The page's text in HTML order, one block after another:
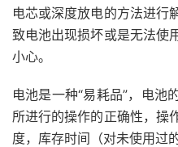
电芯或深度放电的方法进行
致电池出现损坏或是无法使
小心。
电池是一种“易耗品”，电池
所进行的操作的正确性，操
度，库存时间（对未使用过